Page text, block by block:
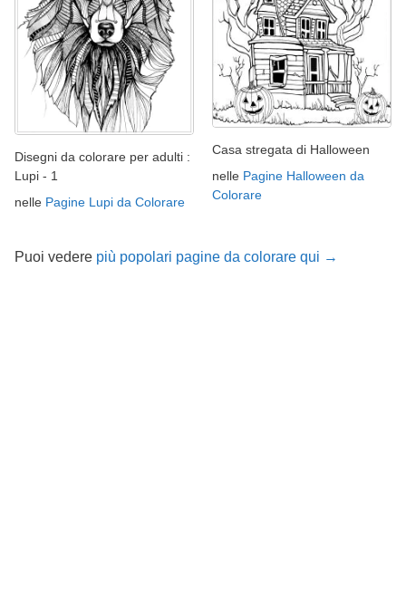
Disegni da colorare per adulti :
Lupi - 1
nelle Pagine Lupi da Colorare
Casa stregata di Halloween
nelle Pagine Halloween da
Colorare
Puoi vedere più popolari pagine da colorare qui →